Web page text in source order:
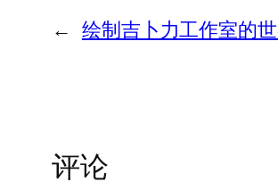
← 绘制吉卜力工作室的
评论